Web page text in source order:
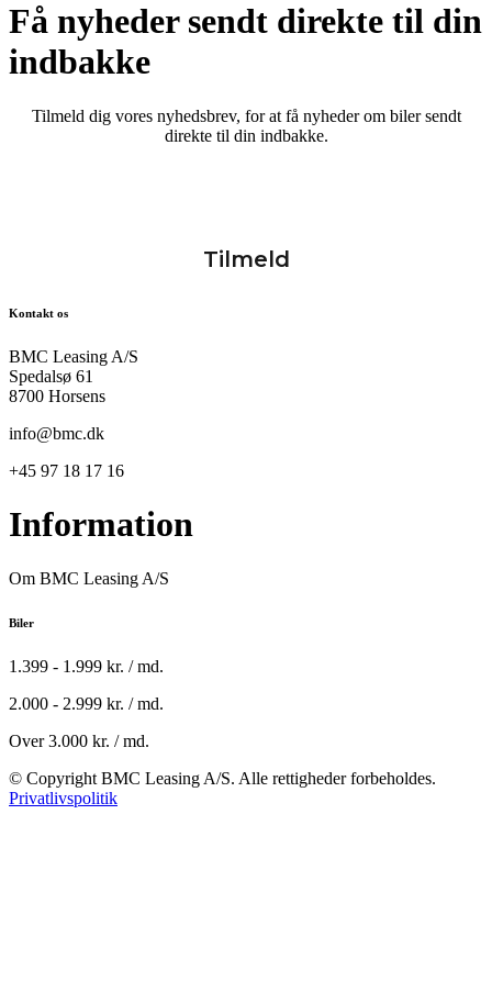
Få nyheder sendt direkte til din
indbakke
Tilmeld dig vores nyhedsbrev, for at få nyheder om biler sendt
direkte til din indbakke.
Kontakt os
BMC Leasing A/S
Spedalsø 61
8700 Horsens
info@bmc.dk
+45 97 18 17 16
Information
Om BMC Leasing A/S
Biler
1.399 - 1.999 kr. / md.
2.000 - 2.999 kr. / md.
Over 3.000 kr. / md.
© Copyright BMC Leasing A/S. Alle rettigheder forbeholdes.
Privatlivspolitik